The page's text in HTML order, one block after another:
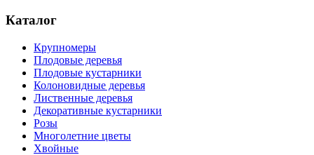
Каталог
Крупномеры
Плодовые деревья
Плодовые кустарники
Колоновидные деревья
Лиственные деревья
Декоративные кустарники
Розы
Многолетние цветы
Хвойные